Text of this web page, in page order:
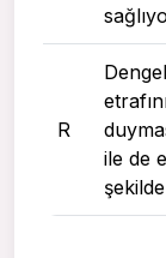
R
ile de